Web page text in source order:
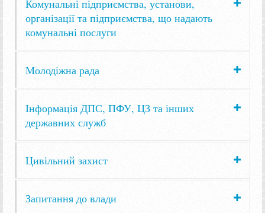
Комунальні підприємства, установи,
організації та підприємства, що надають
комунальні послуги
Молодіжна рада
Інформація ДПС, ПФУ, ЦЗ та інших
державних служб
Цивільний захист
Запитання до влади